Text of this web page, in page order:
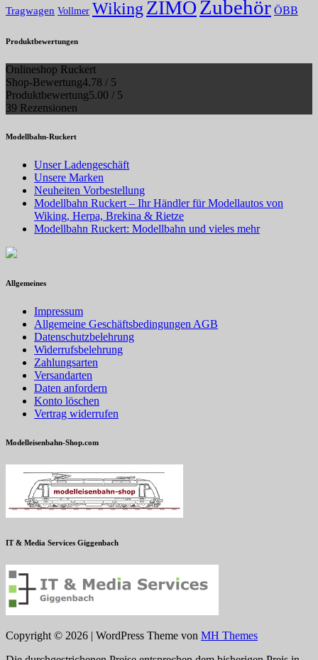
Tragwagen Vollmer Wiking ZIMOZubehör ÖBB
Produktbewertungen
Onlineshop Ruckert
Shop-Bewertung4.78 / 5
Produktbewertung5.00 / 5
39 Rezensionen
Modellbahn-Ruckert
Unser Ladengeschäft
Unsere Marken
Neuheiten Vorbestellung
Modellbahn Ruckert – Ihr Händler für Modellautos von
Wiking, Herpa, Brekina & Rietze
Modellbahn Ruckert: Modellbahn und vieles mehr
Allgemeines
Impressum
Allgemeine Geschäftsbedingungen AGB
Datenschutzbelehrung
Widerrufsbelehrung
Zahlungsarten
Versandarten
Daten anfordern
Konto löschen
Vertrag widerrufen
Modelleisenbahn-Shop.com
IT & Media Services Giggenbach
Copyright © 2026 | WordPress Theme von MH Themes